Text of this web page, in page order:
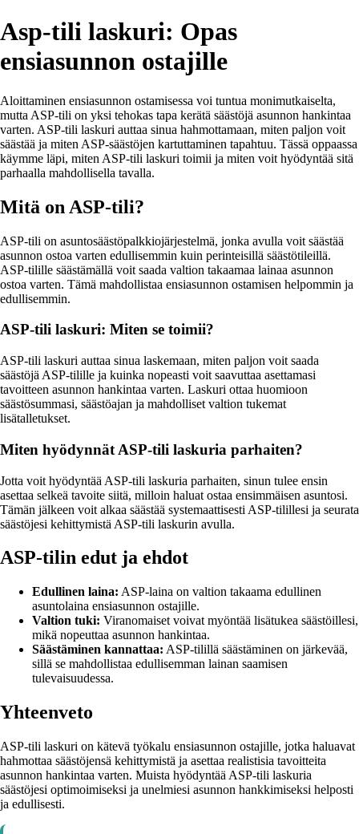
Asp-tili laskuri: Opas
ensiasunnon ostajille
Aloittaminen ensiasunnon ostamisessa voi tuntua monimutkaiselta,
mutta ASP-tili on yksi tehokas tapa kerätä säästöjä asunnon hankintaa
varten. ASP-tili laskuri auttaa sinua hahmottamaan, miten paljon voit
säästää ja miten ASP-säästöjen kartuttaminen tapahtuu. Tässä oppaassa
käymme läpi, miten ASP-tili laskuri toimii ja miten voit hyödyntää sitä
parhaalla mahdollisella tavalla.
Mitä on ASP-tili?
ASP-tili on asuntosäästöpalkkiojärjestelmä, jonka avulla voit säästää
asunnon ostoa varten edullisemmin kuin perinteisillä säästötileillä.
ASP-tilille säästämällä voit saada valtion takaamaa lainaa asunnon
ostoa varten. Tämä mahdollistaa ensiasunnon ostamisen helpommin ja
edullisemmin.
ASP-tili laskuri: Miten se toimii?
ASP-tili laskuri auttaa sinua laskemaan, miten paljon voit saada
säästöjä ASP-tilille ja kuinka nopeasti voit saavuttaa asettamasi
tavoitteen asunnon hankintaa varten. Laskuri ottaa huomioon
säästösummasi, säästöajan ja mahdolliset valtion tukemat
lisätalletukset.
Miten hyödynnät ASP-tili laskuria parhaiten?
Jotta voit hyödyntää ASP-tili laskuria parhaiten, sinun tulee ensin
asettaa selkeä tavoite siitä, milloin haluat ostaa ensimmäisen asuntosi.
Tämän jälkeen voit alkaa säästää systemaattisesti ASP-tilillesi ja seurata
säästöjesi kehittymistä ASP-tili laskurin avulla.
ASP-tilin edut ja ehdot
Edullinen laina: ASP-laina on valtion takaama edullinen
asuntolaina ensiasunnon ostajille.
Valtion tuki: Viranomaiset voivat myöntää lisätukea säästöillesi,
mikä nopeuttaa asunnon hankintaa.
Säästäminen kannattaa: ASP-tilillä säästäminen on järkevää,
sillä se mahdollistaa edullisemman lainan saamisen
tulevaisuudessa.
Yhteenveto
ASP-tili laskuri on kätevä työkalu ensiasunnon ostajille, jotka haluavat
hahmottaa säästöjensä kehittymistä ja asettaa realistisia tavoitteita
asunnon hankintaa varten. Muista hyödyntää ASP-tili laskuria
säästöjesi optimoimiseksi ja unelmiesi asunnon hankkimiseksi helposti
ja edullisesti.